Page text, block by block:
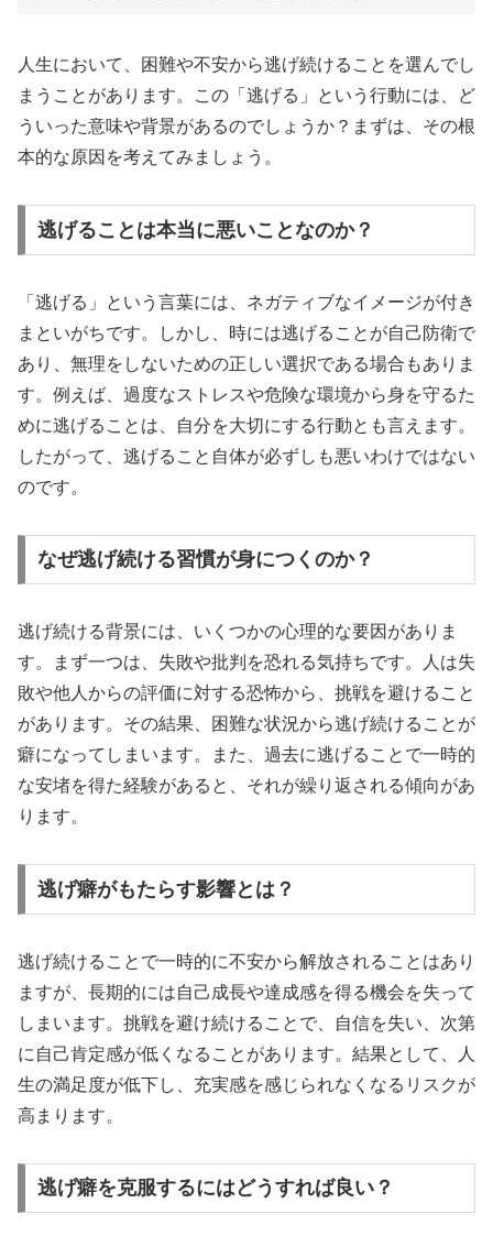
人生において、困難や不安から逃げ続けることを選んでし
まうことがあります。この「逃げる」という行動には、ど
ういった意味や背景があるのでしょうか？まずは、その根
本的な原因を考えてみましょう。
逃げることは本当に悪いことなのか？
「逃げる」という言葉には、ネガティブなイメージが付き
まといがちです。しかし、時には逃げることが自己防衛で
あり、無理をしないための正しい選択である場合もありま
す。例えば、過度なストレスや危険な環境から身を守るた
めに逃げることは、自分を大切にする行動とも言えます。
したがって、逃げること自体が必ずしも悪いわけではない
のです。
なぜ逃げ続ける習慣が身につくのか？
逃げ続ける背景には、いくつかの心理的な要因がありま
す。まず一つは、失敗や批判を恐れる気持ちです。人は失
敗や他人からの評価に対する恐怖から、挑戦を避けること
があります。その結果、困難な状況から逃げ続けることが
癖になってしまいます。また、過去に逃げることで一時的
な安堵を得た経験があると、それが繰り返される傾向があ
ります。
逃げ癖がもたらす影響とは？
逃げ続けることで一時的に不安から解放されることはあり
ますが、長期的には自己成長や達成感を得る機会を失って
しまいます。挑戦を避け続けることで、自信を失い、次第
に自己肯定感が低くなることがあります。結果として、人
生の満足度が低下し、充実感を感じられなくなるリスクが
高まります。
逃げ癖を克服するにはどうすれば良い？